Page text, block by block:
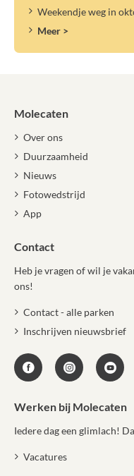
Weekendje weg in
Meer >
Molecaten
Over ons
Duurzaamheid
Nieuws
Fotowedstrijd
App
Contact
Heb je vragen of wil je
ons!
Contact - alle parken
Inschrijven nieuwsbrief
Werken bij Molecaten
Iedere dag een glimlach!
Vacatures